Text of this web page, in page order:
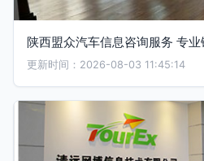
陕西盟众汽车信息咨询服务 专
更新时间：2026-08-03 11:45:14